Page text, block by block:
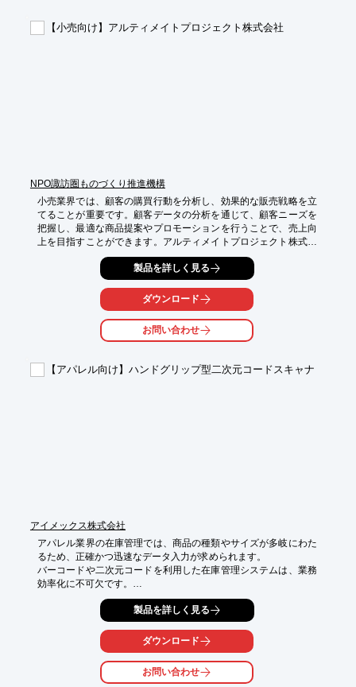
・在庫の最適化
【小売向け】アルティメイトプロジェクト株式会社
NPO諏訪圏ものづくり推進機構
小売業界では、顧客の購買行動を分析し、効果的な販売戦略を立
てることが重要です。顧客データの分析を通じて、顧客ニーズを
把握し、最適な商品提案やプロモーションを行うことで、売上向
上を目指すことができます。アルティメイトプロジェクト株式会
社は、お客様のスピーディかつ正確な業務遂行を支援します。
【活用シーン】
・顧客データの収集と分析
・販売データの可視化
・顧客セグメント別の分析
・効果的なプロモーション戦略の立案
【導入の効果】
製品を詳しく見る
ダウンロード
お問い合わせ
【アパレル向け】ハンドグリップ型二次元コードスキャナ
アイメックス株式会社
アパレル業界の在庫管理では、商品の種類やサイズが多岐にわた
るため、正確かつ迅速なデータ入力が求められます。
バーコードや二次元コードを利用した在庫管理システムは、業務
効率化に不可欠です。
しかし、従来の有線スキャナは、コードを読み取る際に移動の制
限があり、作業効率を低下させる可能性があります。
BW-845BTは、Bluetooth無線接続により、アパレル店舗や倉庫内
を自由に動き回りながら、
在庫情報を瞬時に読み取ることが可能です。これにより、在庫管
理の精度向上と、作業時間の短縮を実現します。
製品を詳しく見る
ダウンロード
お問い合わせ